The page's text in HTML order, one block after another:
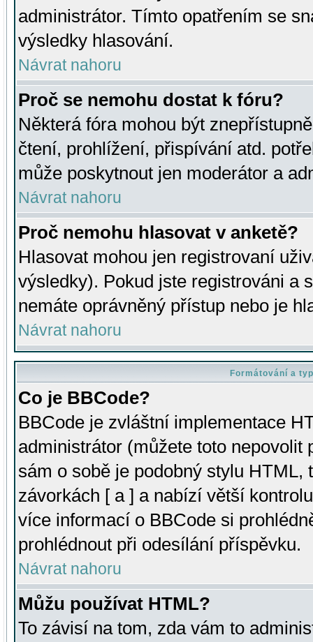
administrátor. Tímto opatřením se
výsledky hlasování.
Návrat nahoru
Proč se nemohu dostat k fóru?
Některá fóra mohou být
čtení, prohlížení, přispívání atd.
může poskytnout jen moderátor a
Návrat nahoru
Proč nemohu hlasovat v anketě?
Hlasovat mohou jen registrovaní
výsledky). Pokud jste registrováni a
nemáte oprávněný přístup nebo je
Návrat nahoru
Formátování a
Co je BBCode?
BBCode je zvláštní implementace
administrátor (můžete toto
sám o sobě je podobný stylu HTML,
závorkách [ a ] a nabízí větší
více informací o BBCode si
prohlédnout při odesílání příspěvku.
Návrat nahoru
Můžu používat HTML?
To závisí na tom, zda vám to